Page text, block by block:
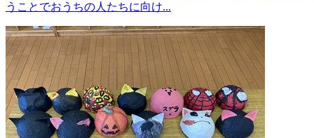
うことでおうちの人たちに向け...